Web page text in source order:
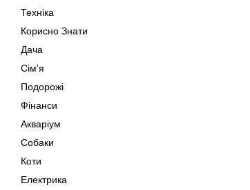
Техніка
Корисно Знати
Дача
Сім'я
Подорожі
Фінанси
Акваріум
Собаки
Коти
Електрика